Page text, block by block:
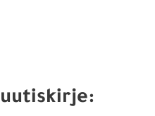
uutiskirje: